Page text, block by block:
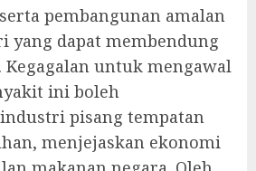
pembangunan amalan
yang dapat membendung
Kegagalan untuk mengawal
ini boleh
pisang tempatan
menjejaskan ekonomi